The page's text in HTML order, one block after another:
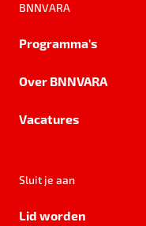
BNNVARA
Programma's
Over BNNVARA
Vacatures
Sluit je aan
Lid worden